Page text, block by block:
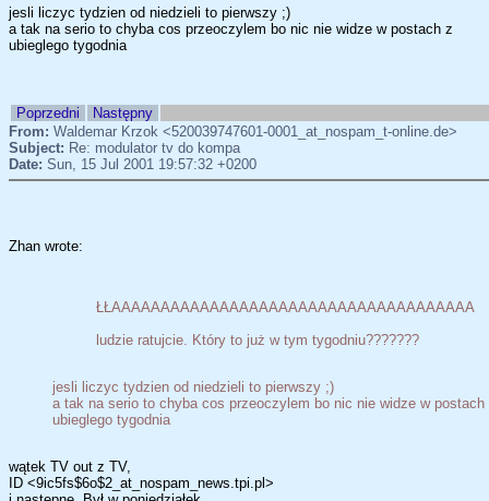
jesli liczyc tydzien od niedzieli to pierwszy ;)
a tak na serio to chyba cos przeoczylem bo nic nie widze w postach z
ubieglego tygodnia
Poprzedni Następny
From: Waldemar Krzok <520039747601-0001_at_nospam_t-online.de>
Subject: Re: modulator tv do kompa
Date: Sun, 15 Jul 2001 19:57:32 +0200
Zhan wrote:
ŁŁAAAAAAAAAAAAAAAAAAAAAAAAAAAAAAAAAAAAA
ludzie ratujcie. Który to już w tym tygodniu???????
jesli liczyc tydzien od niedzieli to pierwszy ;)
a tak na serio to chyba cos przeoczylem bo nic nie widze w postach
ubieglego tygodnia
wątek TV out z TV,
ID <9ic5fs$6o$2_at_nospam_news.tpi.pl>